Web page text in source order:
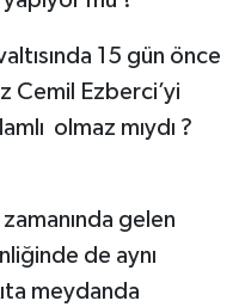
15 gün önce
Cemil Ezberci’yi
olmaz mıydı ?
gelen
de aynı
meydanda